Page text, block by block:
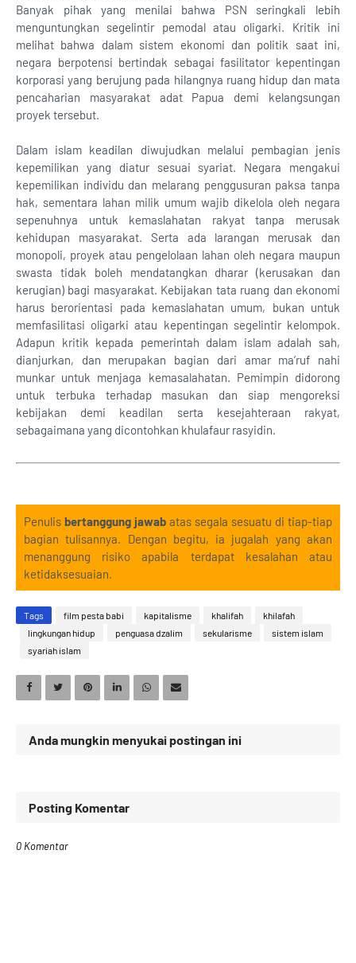
Banyak pihak yang menilai bahwa PSN seringkali lebih
menguntungkan segelintir pemodal atau oligarki. Kritik ini
melihat bahwa dalam sistem ekonomi dan politik saat ini,
negara berpotensi bertindak sebagai fasilitator kepentingan
korporasi yang berujung pada hilangnya ruang hidup dan mata
pencaharian masyarakat adat Papua demi kelangsungan
proyek tersebut.
Dalam islam keadilan diwujudkan melalui pembagian jenis
kepemilikan yang diatur sesuai syariat. Negara mengakui
kepemilikan individu dan melarang penggusuran paksa tanpa
hak, sementara lahan milik umum wajib dikelola oleh negara
sepenuhnya untuk kemaslahatan rakyat tanpa merusak
kehidupan masyarakat. Serta ada larangan merusak dan
monopoli, proyek atau pengelolaan lahan oleh negara maupun
swasta tidak boleh mendatangkan dharar (kerusakan dan
kerugian) bagi masyarakat. Kebijakan tata ruang dan ekonomi
harus berorientasi pada kemaslahatan umum, bukan untuk
memfasilitasi oligarki atau kepentingan segelintir kelompok.
Adapun kritik kepada pemerintah dalam islam adalah sah,
dianjurkan, dan merupakan bagian dari amar ma’ruf nahi
munkar untuk menjaga kemasalahatan. Pemimpin didorong
untuk terbuka terhadap masukan dan siap mengoreksi
kebijakan demi keadilan serta kesejahteraan rakyat,
sebagaimana yang dicontohkan khulafaur rasyidin.
Penulis bertanggung jawab atas segala sesuatu di tiap-tiap
bagian tulisannya. Dengan begitu, ia jugalah yang akan
menanggung risiko apabila terdapat kesalahan atau
ketidaksesuaian.
Tags film pesta babi kapitalisme khalifah
khilafah
lingkungan hidup
penguasa dzalim sekularisme
sistem islam
syariah islam
Anda mungkin menyukai postingan ini
Posting Komentar
0 Komentar